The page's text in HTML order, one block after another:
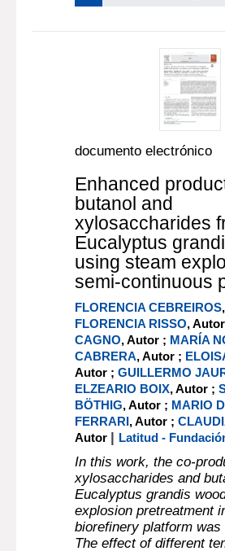
documento electrónico
Enhanced
butanol and
xylosaccharides
Eucalyptus
using steam
semi-continuous
FLORENCIA CEBREIROS
FLORENCIA RISSO,
CAGNO, Autor ; MARÍA
CABRERA, Autor ;
Autor ;GUILLERMO
ELZEARIO BOIX, Autor ;
BÖTHIG, Autor ; MARIO
FERRARI, Autor ;
Autor | Latitud -
In this work, the co-
xylosaccharides and
Eucalyptus grandis
explosion pretreatment
biorefinery platform was
The effect of different